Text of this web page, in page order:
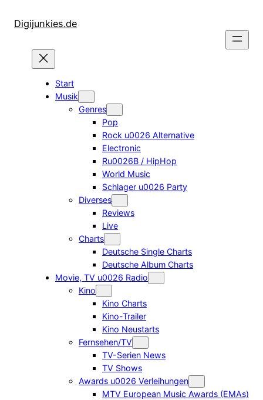
InhaltDigijunkies.de
Start
Musik
Genres
Pop
Rock u0026 Alternative
Electronic
Ru0026B / HipHop
World Music
Schlager u0026 Party
Diverses
Reviews
Live
Charts
Deutsche Single Charts
Deutsche Album Charts
Movie, TV u0026 Radio
Kino
Kino Charts
Kino-Trailer
Kino Neustarts
Fernsehen/TV
TV-Serien News
TV Shows
Awards u0026 Verleihungen
MTV European Music Awards (EMAs)